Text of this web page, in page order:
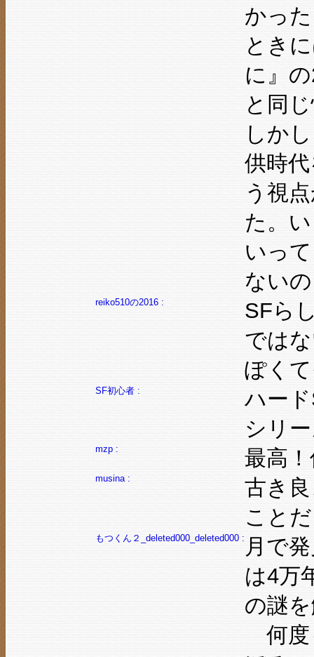
かっ
とき
に』
と同
しか
供時
う視
た。
いっ
ない
reiko510の2016 :
SFら
では
ぽく
SF初心者 :
ハー
シリ
mzp : 最高
musina :
古き
こと
もつくん２_deleted000_deleted000 : 月で
は4万
の謎
何度